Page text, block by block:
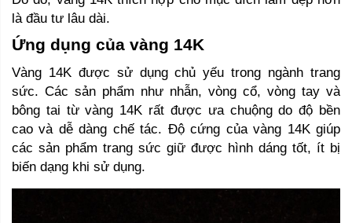
là đầu tư lâu dài.
Ứng dụng của vàng 14K
Vàng 14K được sử dụng chủ yếu trong ngành trang
sức. Các sản phẩm như nhẫn, vòng cổ, vòng tay và
bông tai từ vàng 14K rất được ưa chuộng do độ bền
cao và dễ dàng chế tác. Độ cứng của vàng 14K giúp
các sản phẩm trang sức giữ được hình dáng tốt, ít bị
biến dạng khi sử dụng.